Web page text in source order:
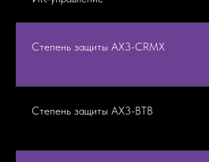
Степень защиты AX3-CRMX
Степень защиты AX3-BTB